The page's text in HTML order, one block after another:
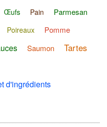
Œufs Pain
Parmesan
Poireaux
Pomme
Saumon Tartes
d'ingrédients